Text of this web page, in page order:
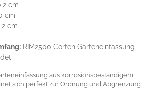
cm
cm
cm
RIM2500 Corten Garteneinfassung
aus korrosionsbeständigem
sich perfekt zur Ordnung und Abgrenzung